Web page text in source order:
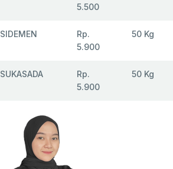
5.500
SIDEMEN
Rp.
5.900
50 Kg
SUKASADA
Rp.
5.900
50 Kg